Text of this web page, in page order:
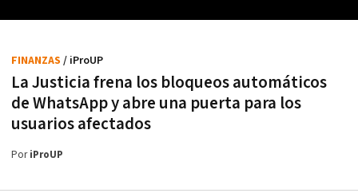
La Justicia frena los bloqueos automáticos
de WhatsApp y abre una puerta para los
usuarios afectados
FINANZAS / iProUP
PoriProUP